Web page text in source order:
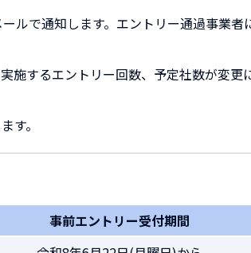
ルで通知します。エントリー通過事業者
施するエントリー回数、予定社数が変更
す。
事前エントリー受付期間